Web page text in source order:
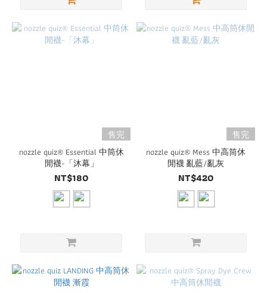
售完
nozzle quiz® Essential 中筒休
閒襪-「沐幕」
NT$180
售完
nozzle quiz® Mess 中高筒休
閒襪 亂藍/亂灰
NT$420